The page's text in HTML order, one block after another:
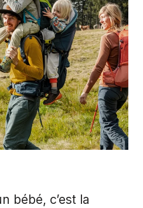
bébé, c’est la